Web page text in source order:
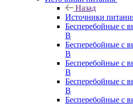
Назад
Источники
Бесперебойные с
В
Бесперебойные с
В
Бесперебойные с
В
Бесперебойные с
В
Бесперебойные с